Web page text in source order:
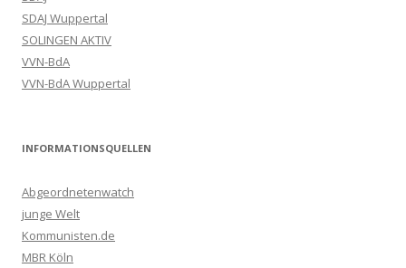
SDAJ Wuppertal
SOLINGEN AKTIV
VVN-BdA
VVN-BdA Wuppertal
INFORMATIONSQUELLEN
Abgeordnetenwatch
junge Welt
Kommunisten.de
MBR Köln